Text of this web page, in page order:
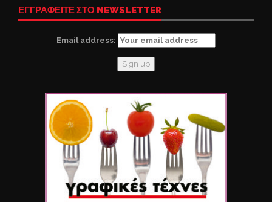
ΕΓΓΡΑΦΕΙΤΕ ΣΤΟ NEWSLETTER
Email address: